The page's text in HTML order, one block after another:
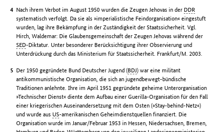
Nach ihrem Verbot im August 1950 wurden die Zeugen Jehovas in der DDR
systematisch verfolgt. Da sie als »imperialistische Feindorganisation« eingestuft
wurden, lag ihre Bekämpfung in der Zuständigkeit der Staatssicherheit. Vgl.
Hirch, Waldemar: Die Glaubensgemeinschaft der Zeugen Jehovas während der
SED-Diktatur. Unter besonderer Berücksichtigung ihrer Observierung und
Unterdrückung durch das Ministerium für Staatssicherheit. Frankfurt/M. 2003.
Der 1950 gegründete Bund Deutscher Jugend (BDJ) war eine militant
antikommunistische Organisation, die sich an jugendbewegt-bündische
Traditionen anlehnte. Ihre im April 1951 gegründete geheime Unterorganisation
»Technischer Dienst« diente dem Aufbau einer Guerilla-Organisation für den Fall
einer kriegerischen Auseinandersetzung mit dem Osten (»Stay-behind-Netz«)
und wurde aus US-amerikanischen Geheimdienstquellen finanziert. Die
Organisation wurde im Januar/Februar 1953 in Hessen, Niedersachsen, Bremen,